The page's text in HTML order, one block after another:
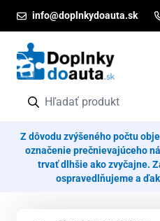
info@doplnkydoauta.sk
Z dôvodu zvýšeného počtu
označenie prečnievajúceho
trvať dlhšie ako zvyčajne.
ospravedlňujeme a